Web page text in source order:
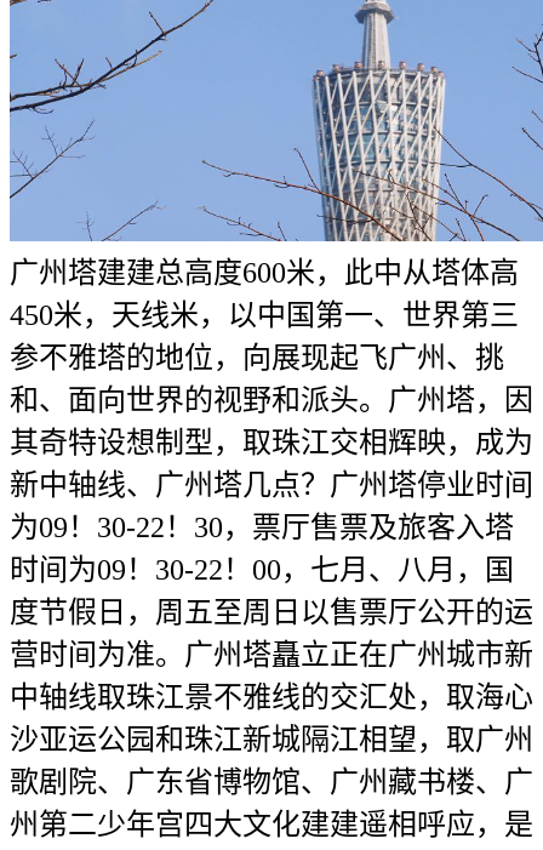
广州塔建建总高度600米，此中从塔体高
450米，天线米，以中国第一、世界第三
参不雅塔的地位，向展现起飞广州、挑
和、面向世界的视野和派头。广州塔，因
其奇特设想制型，取珠江交相辉映，成为
新中轴线、广州塔几点？广州塔停业时间
为09！30-22！30，票厅售票及旅客入塔
时间为09！30-22！00，七月、八月，国
度节假日，周五至周日以售票厅公开的运
营时间为准。广州塔矗立正在广州城市新
中轴线取珠江景不雅线的交汇处，取海心
沙亚运公园和珠江新城隔江相望，取广州
歌剧院、广东省博物馆、广州藏书楼、广
州第二少年宫四大文化建建遥相呼应，是